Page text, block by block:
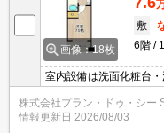
画像：18枚
敷
6階
室内設備は洗面化粧台
ております。セキュリ
どを備え付けているの
株式会社プラン・ドゥ・シー
情報更新日 2026/08/03